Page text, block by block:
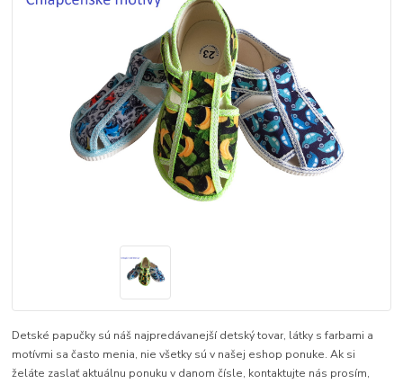
Detské papučky sú náš najpredávanejší detský tovar, látky s farbami a
motívmi sa často menia, nie všetky sú v našej eshop ponuke. Ak si
želáte zaslať aktuálnu ponuku v danom čísle, kontaktujte nás prosím,